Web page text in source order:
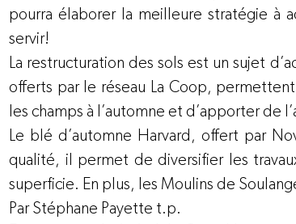
pourra élaborer la meilleure stratégie à
servir!
La restructuration des sols est un sujet
offerts par le réseau La Coop,
les champs à l’automne et d’apporter de
Le blé d’automne Harvard, offert par
qualité, il permet de diversifier les
superficie. En plus, les Moulins de
Par Stéphane Payette t.p.